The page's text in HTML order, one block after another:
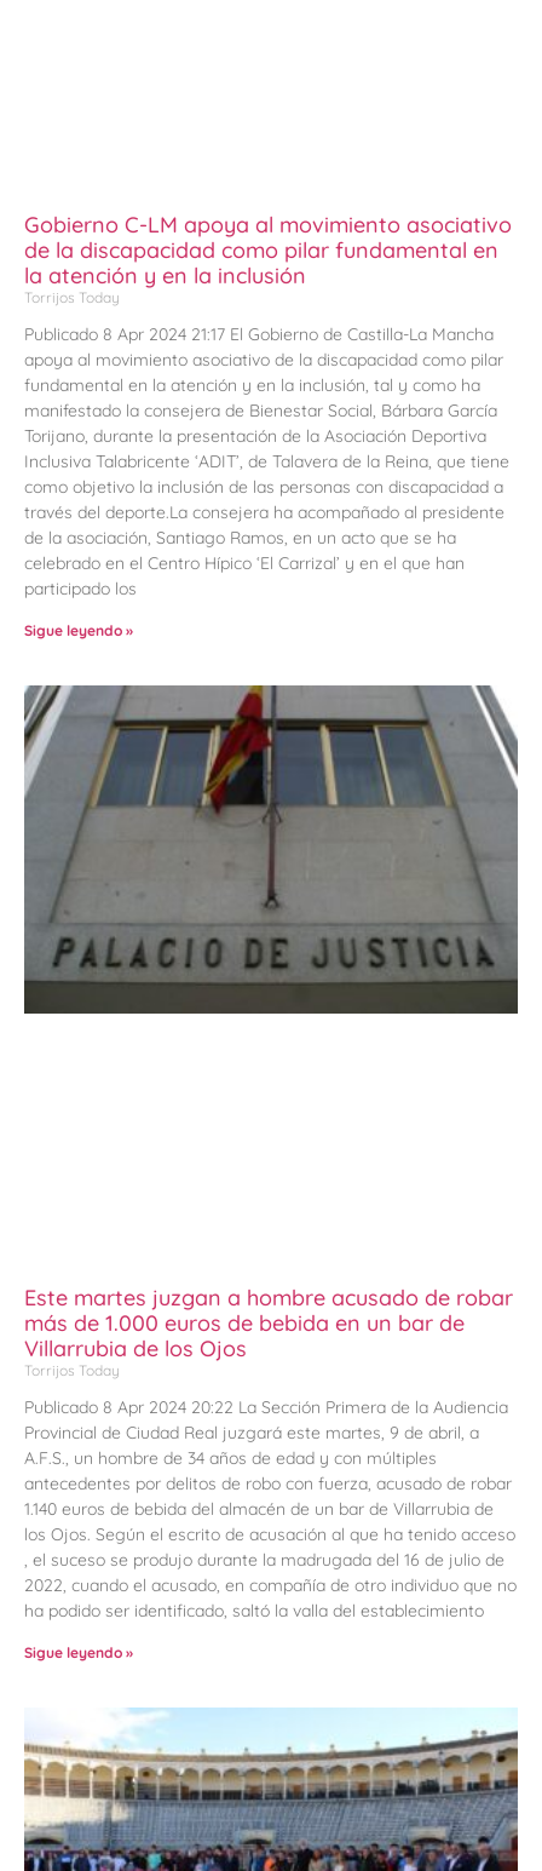
Gobierno C-LM apoya al movimiento asociativo
de la discapacidad como pilar fundamental en
la atención y en la inclusión
Torrijos Today
Publicado 8 Apr 2024 21:17 El Gobierno de Castilla-La Mancha
apoya al movimiento asociativo de la discapacidad como pilar
fundamental en la atención y en la inclusión, tal y como ha
manifestado la consejera de Bienestar Social, Bárbara García
Torijano, durante la presentación de la Asociación Deportiva
Inclusiva Talabricente ‘ADIT’, de Talavera de la Reina, que tiene
como objetivo la inclusión de las personas con discapacidad a
través del deporte.La consejera ha acompañado al presidente
de la asociación, Santiago Ramos, en un acto que se ha
celebrado en el Centro Hípico ‘El Carrizal’ y en el que han
participado los
Sigue leyendo »
Este martes juzgan a hombre acusado de robar
más de 1.000 euros de bebida en un bar de
Villarrubia de los Ojos
Torrijos Today
Publicado 8 Apr 2024 20:22 La Sección Primera de la Audiencia
Provincial de Ciudad Real juzgará este martes, 9 de abril, a
A.F.S., un hombre de 34 años de edad y con múltiples
antecedentes por delitos de robo con fuerza, acusado de robar
1.140 euros de bebida del almacén de un bar de Villarrubia de
los Ojos. Según el escrito de acusación al que ha tenido acceso
, el suceso se produjo durante la madrugada del 16 de julio de
2022, cuando el acusado, en compañía de otro individuo que no
ha podido ser identificado, saltó la valla del establecimiento
Sigue leyendo »